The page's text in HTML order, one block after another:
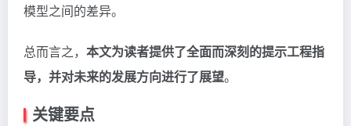
模型之间的差异。
总而言之， 本文为读者提供了全面而深刻的提示工程指
导，并对未来的发展方向进行了展望。
关键要点